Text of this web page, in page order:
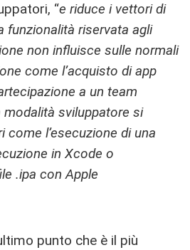
“e riduce i vettori di
funzionalità riservata agli
non influisce sulle normali
come l’acquisto di app
a un team
modalità sviluppatore si
l’esecuzione di una
in Xcode o
.ipa con Apple
punto che è il più